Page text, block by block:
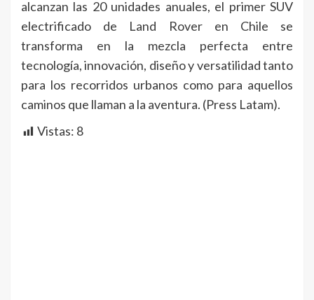
alcanzan las 20 unidades anuales, el primer SUV
electrificado de Land Rover en Chile se
transforma en la mezcla perfecta entre
tecnología, innovación, diseño y versatilidad tanto
para los recorridos urbanos como para aquellos
caminos que llaman a la aventura. (Press Latam).
Vistas: 8